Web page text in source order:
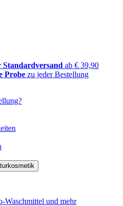
Standardversand ab € 39,90
Probe zu jeder Bestellung
Waschmittel und mehr